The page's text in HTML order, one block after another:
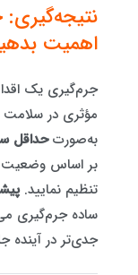
نتیجه‌گیری:
اهمیت
جرم‌گیری یک
مؤثری در
به‌صورتحداقل
بر اساس وضعیت
تنظیم نمایید.
ساده جرم‌گیری
جدی‌تر در آینده